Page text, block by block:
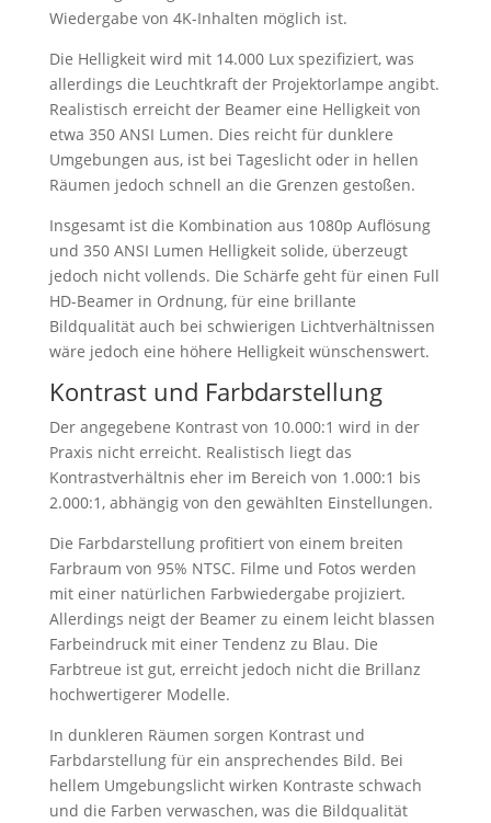
Wiedergabe von 4K-Inhalten möglich ist.
Die Helligkeit wird mit 14.000 Lux spezifiziert, was
allerdings die Leuchtkraft der Projektorlampe angibt.
Realistisch erreicht der Beamer eine Helligkeit von
etwa 350 ANSI Lumen. Dies reicht für dunklere
Umgebungen aus, ist bei Tageslicht oder in hellen
Räumen jedoch schnell an die Grenzen gestoßen.
Insgesamt ist die Kombination aus 1080p Auflösung
und 350 ANSI Lumen Helligkeit solide, überzeugt
jedoch nicht vollends. Die Schärfe geht für einen Full
HD-Beamer in Ordnung, für eine brillante
Bildqualität auch bei schwierigen Lichtverhältnissen
wäre jedoch eine höhere Helligkeit wünschenswert.
Kontrast und Farbdarstellung
Der angegebene Kontrast von 10.000:1 wird in der
Praxis nicht erreicht. Realistisch liegt das
Kontrastverhältnis eher im Bereich von 1.000:1 bis
2.000:1, abhängig von den gewählten Einstellungen.
Die Farbdarstellung profitiert von einem breiten
Farbraum von 95% NTSC. Filme und Fotos werden
mit einer natürlichen Farbwiedergabe projiziert.
Allerdings neigt der Beamer zu einem leicht blassen
Farbeindruck mit einer Tendenz zu Blau. Die
Farbtreue ist gut, erreicht jedoch nicht die Brillanz
hochwertigerer Modelle.
In dunkleren Räumen sorgen Kontrast und
Farbdarstellung für ein ansprechendes Bild. Bei
hellem Umgebungslicht wirken Kontraste schwach
und die Farben verwaschen, was die Bildqualität